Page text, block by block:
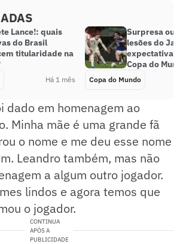
Lance!: quais
do Brasil
titularidade na
Há 1 mês
Surpresa ou
lesões do
expectativas
Copa do
Copa do Mundo
dado em homenagem ao
Minha mãe é uma grande fã
o nome e me deu esse nome
Leandro também, mas não
a algum outro jogador.
lindos e agora temos que
o jogador.
CONTINUA
APÓS A
PUBLICIDADE